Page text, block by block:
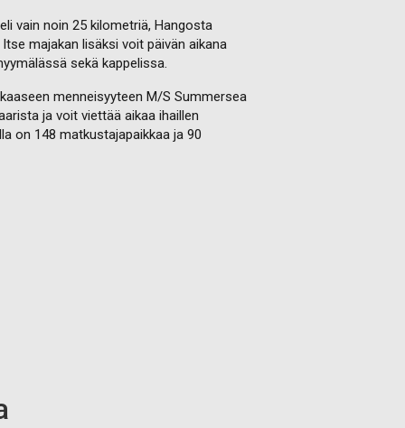
vain noin 25 kilometriä, Hangosta
majakan lisäksi voit päivän aikana
sekä kappelissa.
menneisyyteen M/S Summersea
ja voit viettää aikaa ihaillen
on 148 matkustajapaikkaa ja 90